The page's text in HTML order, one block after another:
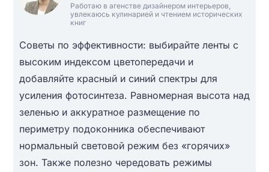
Работаю в агенстве дизайнером интерьеров,
увлекаюсь кулинарией и чтением исторических
книг
Советы по эффективности: выбирайте ленты с
высоким индексом цветопередачи и
добавляйте красный и синий спектры для
усиления фотосинтеза. Равномерная высота над
зеленью и аккуратное размещение по
периметру подоконника обеспечивают
нормальный световой режим без «горячих»
зон. Также полезно чередовать режимы